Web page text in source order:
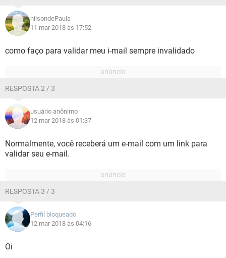
nilsondePaula
11 mar 2018 às 17:52
como faço para validar meu i-mail sempre invalidado
RESPOSTA 2 / 3
usuário anônimo
12 mar 2018 às 01:37
Normalmente, você receberá um e-mail com um link para
validar seu e-mail.
RESPOSTA 3 / 3
Perfil bloqueado
12 mar 2018 às 04:16
Oi